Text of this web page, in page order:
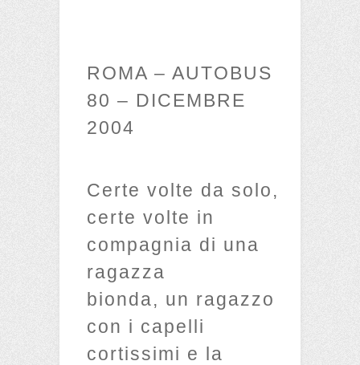
ROMA – AUTOBUS
80 – DICEMBRE
2004
Certe volte da solo,
certe volte in
compagnia di una
ragazza
bionda, un ragazzo
con i capelli
cortissimi e la